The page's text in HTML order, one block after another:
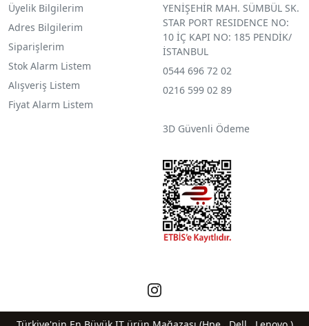
Üyelik Bilgilerim
Adres Bilgilerim
Siparişlerim
Stok Alarm Listem
Alışveriş Listem
Fiyat Alarm Listem
YENİŞEHİR MAH. SÜMBÜL SK.
STAR PORT RESIDENCE NO:
10 İÇ KAPI NO: 185 PENDİK/
İSTANBUL
0544 696 72 02
0216 599 02 89
3D Güvenli Ödeme